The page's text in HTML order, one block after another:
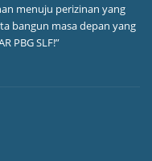
menuju perizinan yang
bangun masa depan yang
PBG SLF!”